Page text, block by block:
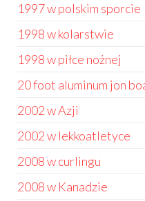
1997 w polskim sporcie
1998 w kolarstwie
1998 w piłce nożnej
20 foot aluminum jon
2002 w Azji
2002 w lekkoatletyce
2008 w curlingu
2008 w Kanadzie